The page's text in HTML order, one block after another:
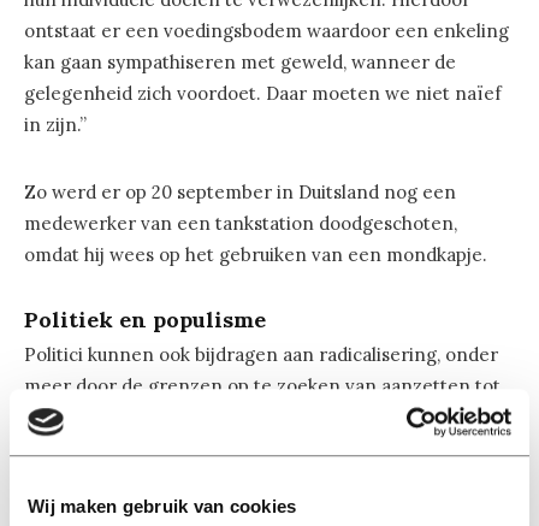
Wij maken gebruik van cookies
ontstaat er een voedingsbodem waardoor een enkeling
kan gaan sympathiseren met geweld, wanneer de
gelegenheid zich voordoet. Daar moeten we niet naïef
in zijn.”
Zo werd er op 20 september in Duitsland nog een
medewerker van een tankstation doodgeschoten,
omdat hij wees op het gebruiken van een mondkapje.
Politiek en populisme
Politici kunnen ook bijdragen aan radicalisering, onder
meer door de grenzen op te zoeken van aanzetten tot
haat, laster en smaad. Een politicus die vaak onder vuur
de Holocaust tussen aanhalingstekens.